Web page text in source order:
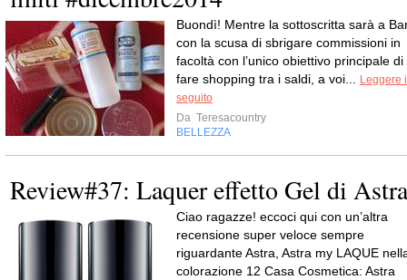
Buondì! Mentre la sottoscritta sarà a
con la scusa di sbrigare commissioni in
facoltà con l’unico obiettivo principale di
fare shopping tra i saldi, a voi... Leggere
seguito
Da Teresacountry
BELLEZZA
Review#37: Laquer effetto Gel di Astra
Ciao ragazze! eccoci qui con un’altra
recensione super veloce sempre
riguardante Astra, Astra my LAQUE
colorazione 12 Casa Cosmetica: Astra